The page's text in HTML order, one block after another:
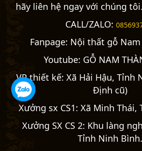
hãy liên hệ ngay với chúng tôi.
CALL/ZALO:
Fanpage: Nội thất gỗ Nam
Youtube: GỖ NAM
VP thiết kế: Xã Hải Hậu, Tỉnh
Định cũ)
Xưởng sx CS1: Xã Minh
Xưởng SX CS 2: Khu làng
Tỉnh Ninh Bình.